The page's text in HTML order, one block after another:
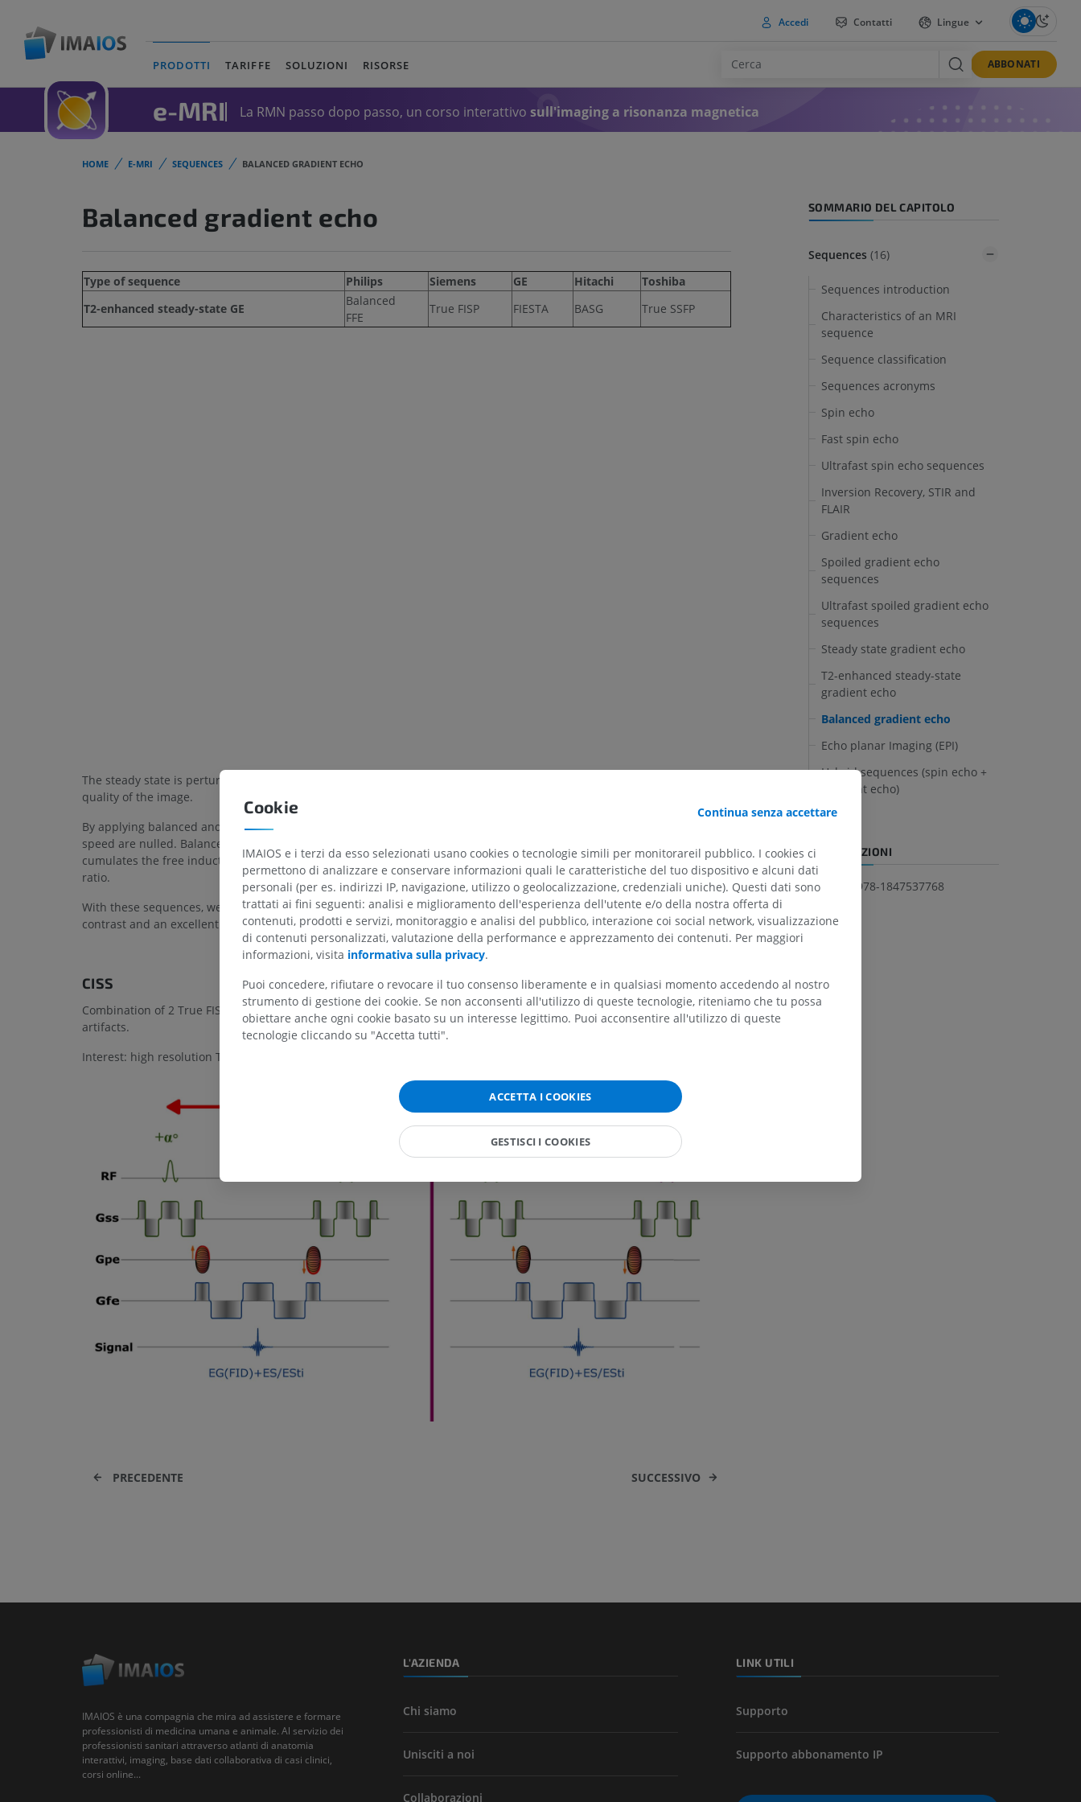
Accedi Contatti Lingue
PRODOTTI
(current)
TARIFFE SOLUZIONI RISORSE ABBONATI
e-MRI La RMN passo dopo passo, un corso interattivo sull'imaging a risonanza magnetica
HOME E-MRI SEQUENCES BALANCED GRADIENT ECHO
Balanced gradient echo
Type of sequence Philips Siemens GE Hitachi
Toshiba
T2-enhanced steady-state GE
Balanced
FFE
True FISP FIESTA BASG True SSFP
The steady state is perturbed by the phase shift linked to rapid flows. The shift alters phase encoding and degrades the
quality of the image.
By applying balanced and symmetrical gradients in the 3 spatial directions, phase shifts induced by flow at constant
speed are nulled. Balance indicates equal quantities of positive and negative lobes. The recorded signal simultaneously
cumulates the free induction signal (FID) and that of the spin/stimulated echo. The contrast varies according to T2/T1
ratio.
With these sequences, we obtain ultrafast (roughly one second per slice), and robust imagery with a liquid / tissue
contrast and an excellent signal to noise ratio. High TR is likely to produce band artifacts.
CISS
Combination of 2 True FISP acquisitions, with and without excitation pulse phase alternation, to eliminate band
artifacts.
Interest: high resolution T2 -weighted 3D gradient echo.
PRECEDENTE SUCCESSIVO
SOMMARIO DEL CAPITOLO
Sequences (16)
Sequences introduction
Characteristics of an MRI
sequence
Sequence classification
Sequences acronyms
Spin echo
Fast spin echo
Ultrafast spin echo sequences
Inversion Recovery, STIR and
FLAIR
Gradient echo
Spoiled gradient echo
sequences
Ultrafast spoiled gradient echo
sequences
Steady state gradient echo
T2-enhanced steady-state
gradient echo
Balanced gradient echo
Echo planar Imaging (EPI)
Hybrid sequences (spin echo +
gradient echo)
INFORMAZIONI
ISBN 978-1847537768
IMAIOS è una compagnia che mira ad assistere e formare
professionisti di medicina umana e animale. Al servizio dei
professionisti sanitari attraverso atlanti di anatomia
interattivi, imaging, base dati collaborativa di casi clinici,
corsi online...
L'AZIENDA
Chi siamo
Unisciti a noi
Collaborazioni
LINK UTILI
Supporto
Supporto abbonamento IP
Cookie Continua senza accettare
IMAIOS e i terzi da esso selezionati usano cookies o tecnologie simili per monitorareil pubblico. I cookies ci
permettono di analizzare e conservare informazioni quali le caratteristiche del tuo dispositivo e alcuni dati
personali (per es. indirizzi IP, navigazione, utilizzo o geolocalizzazione, credenziali uniche). Questi dati sono
trattati ai fini seguenti: analisi e miglioramento dell'esperienza dell'utente e/o della nostra offerta di
contenuti, prodotti e servizi, monitoraggio e analisi del pubblico, interazione coi social network, visualizzazione
di contenuti personalizzati, valutazione della performance e apprezzamento dei contenuti. Per maggiori
informazioni, visita informativa sulla privacy.
Puoi concedere, rifiutare o revocare il tuo consenso liberamente e in qualsiasi momento accedendo al nostro
strumento di gestione dei cookie. Se non acconsenti all'utilizzo di queste tecnologie, riteniamo che tu possa
obiettare anche ogni cookie basato su un interesse legittimo. Puoi acconsentire all'utilizzo di queste
tecnologie cliccando su "Accetta tutti".
ACCETTA I COOKIES
GESTISCI I COOKIES